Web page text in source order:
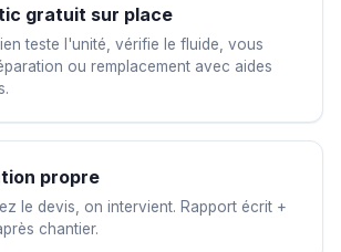
gratuit sur place
teste l'unité, vérifie le fluide, vous
ou remplacement avec aides
propre
le devis, on intervient. Rapport écrit +
chantier.